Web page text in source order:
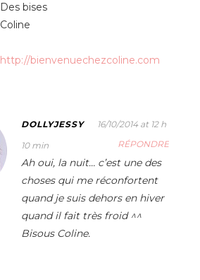
Des bises
Coline
http://bienvenuechezcoline.com
DOLLYJESSY
16/10/2014 at 12 h
10 min
RÉPONDRE
Ah oui, la nuit… c’est une des
choses qui me réconfortent
quand je suis dehors en hiver
quand il fait très froid ^^
Bisous Coline.